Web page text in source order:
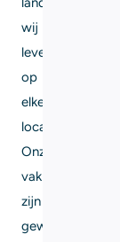
wij
leveren
op
elke
locatie.
Onze
vakmensen
zijn
gewend